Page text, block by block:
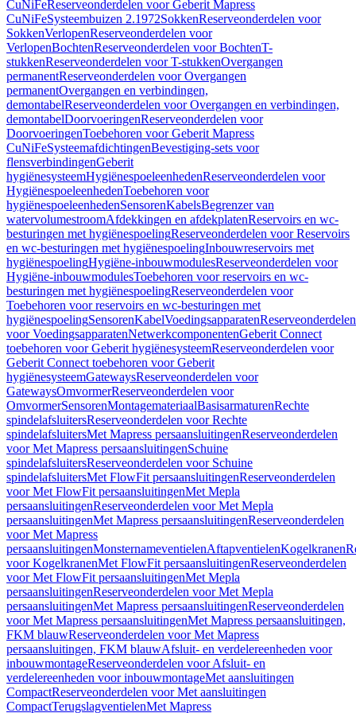
CuNiFeReserveonderdelen voor Geberit Mapress
CuNiFeSysteembuizen 2.1972SokkenReserveonderdelen voor
SokkenVerlopenReserveonderdelen voor
VerlopenBochtenReserveonderdelen voor BochtenT-
stukkenReserveonderdelen voor T-stukkenOvergangen
permanentReserveonderdelen voor Overgangen
permanentOvergangen en verbindingen,
demontabelReserveonderdelen voor Overgangen en verbindingen,
demontabelDoorvoeringenReserveonderdelen voor
DoorvoeringenToebehoren voor Geberit Mapress
CuNiFeSysteemafdichtingenBevestiging-sets voor
flensverbindingenGeberit
hygiënesysteemHygiënespoeleenhedenReserveonderdelen voor
HygiënespoeleenhedenToebehoren voor
hygiënespoeleenhedenSensorenKabelsBegrenzer van
watervolumestroomAfdekkingen en afdekplatenReservoirs en wc-
besturingen met hygiënespoelingReserveonderdelen voor Reservoirs
en wc-besturingen met hygiënespoelingInbouwreservoirs met
hygiënespoelingHygiëne-inbouwmodulesReserveonderdelen voor
Hygiëne-inbouwmodulesToebehoren voor reservoirs en wc-
besturingen met hygiënespoelingReserveonderdelen voor
Toebehoren voor reservoirs en wc-besturingen met
hygiënespoelingSensorenKabelVoedingsapparatenReserveonderdelen
voor VoedingsapparatenNetwerkcomponentenGeberit Connect
toebehoren voor Geberit hygiënesysteemReserveonderdelen voor
Geberit Connect toebehoren voor Geberit
hygiënesysteemGatewaysReserveonderdelen voor
GatewaysOmvormerReserveonderdelen voor
OmvormerSensorenMontagemateriaalBasisarmaturenRechte
spindelafsluitersReserveonderdelen voor Rechte
spindelafsluitersMet Mapress persaansluitingenReserveonderdelen
voor Met Mapress persaansluitingenSchuine
spindelafsluitersReserveonderdelen voor Schuine
spindelafsluitersMet FlowFit persaansluitingenReserveonderdelen
voor Met FlowFit persaansluitingenMet Mepla
persaansluitingenReserveonderdelen voor Met Mepla
persaansluitingenMet Mapress persaansluitingenReserveonderdelen
voor Met Mapress
persaansluitingenMonsternameventielenAftapventielenKogelkranen
voor KogelkranenMet FlowFit persaansluitingenReserveonderdelen
voor Met FlowFit persaansluitingenMet Mepla
persaansluitingenReserveonderdelen voor Met Mepla
persaansluitingenMet Mapress persaansluitingenReserveonderdelen
voor Met Mapress persaansluitingenMet Mapress persaansluitingen,
FKM blauwReserveonderdelen voor Met Mapress
persaansluitingen, FKM blauwAfsluit- en verdelereenheden voor
inbouwmontageReserveonderdelen voor Afsluit- en
verdelereenheden voor inbouwmontageMet aansluitingen
CompactReserveonderdelen voor Met aansluitingen
CompactTerugslagventielenMet Mapress